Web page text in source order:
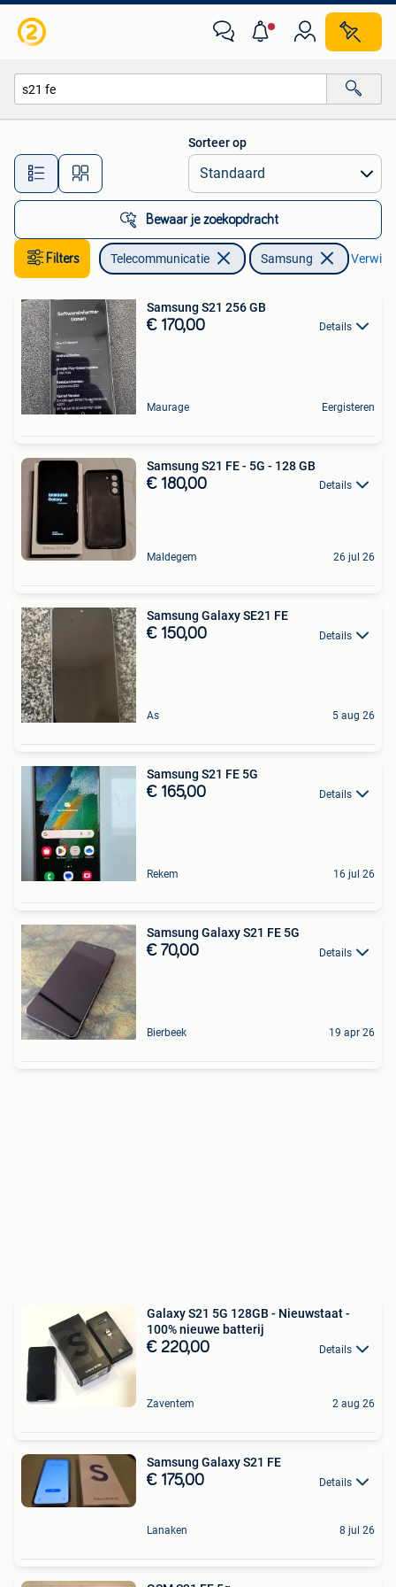
Alle afstanden…
Sorteer op
Bewaar je zoekopdracht
Filters Telecommunicatie Samsung
Samsung S21 256 GB
€ 170,00 Details
Maurage Eergisteren
Samsung S21 FE - 5G - 128 GB
€ 180,00 Details
Maldegem 26 jul 26
Samsung Galaxy SE21 FE
€ 150,00 Details
As 5 aug 26
Samsung S21 FE 5G
€ 165,00 Details
Rekem 16 jul 26
Samsung Galaxy S21 FE 5G
€ 70,00 Details
Bierbeek 19 apr 26
Galaxy S21 5G 128GB - Nieuwstaat -
100% nieuwe batterij
€ 220,00 Details
Zaventem 2 aug 26
Samsung Galaxy S21 FE
€ 175,00 Details
Lanaken 8 jul 26